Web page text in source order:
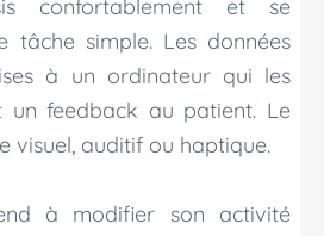
confortablement et se
tâche simple. Les données
à un ordinateur qui les
un feedback au patient. Le
visuel, auditif ou haptique.
à modifier son activité